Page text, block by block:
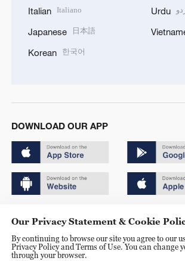
Italian Italiano
Japanese 日本語
Korean 한국어
Urdu
DOWNLOAD OUR APP
京ICP备20000184号
京公网安备 11010502050052号
Our Privacy Statement & Cookie
By continuing to browse our site you agree to our
Privacy Policy and Terms of Use. You can change
through your browser.